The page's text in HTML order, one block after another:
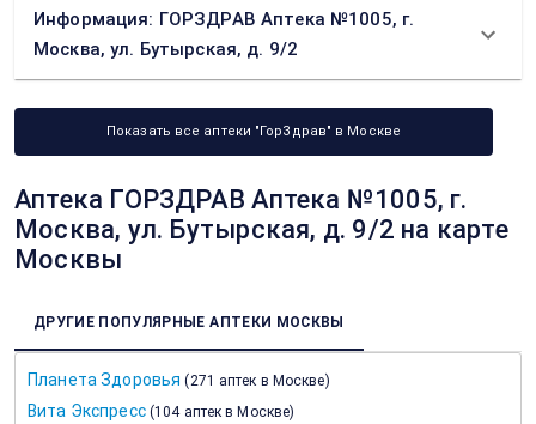
Информация: ГОРЗДРАВ Аптека №1005, г.
Москва, ул. Бутырская, д. 9/2
Показать все аптеки "ГорЗдрав" в Москве
Аптека ГОРЗДРАВ Аптека №1005, г.
Москва, ул. Бутырская, д. 9/2 на карте
Москвы
ДРУГИЕ ПОПУЛЯРНЫЕ АПТЕКИ МОСКВЫ
Планета Здоровья (271 аптек в Москве)
Вита Экспресс (104 аптек в Москве)